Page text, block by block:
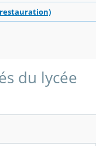
du lycée